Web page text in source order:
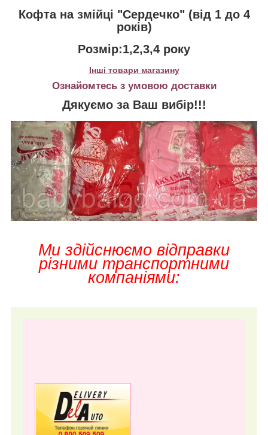
Кофта на змійці "Сердечко" (від 1 до 4
років)
Розмір:1,2,3,4 року
Інші товари магазину
Ознайомтесь з умовою доставки
Дякуємо за Ваш вибір!!!
Ми здійснюємо відправки
різними транспортними
компаніями: